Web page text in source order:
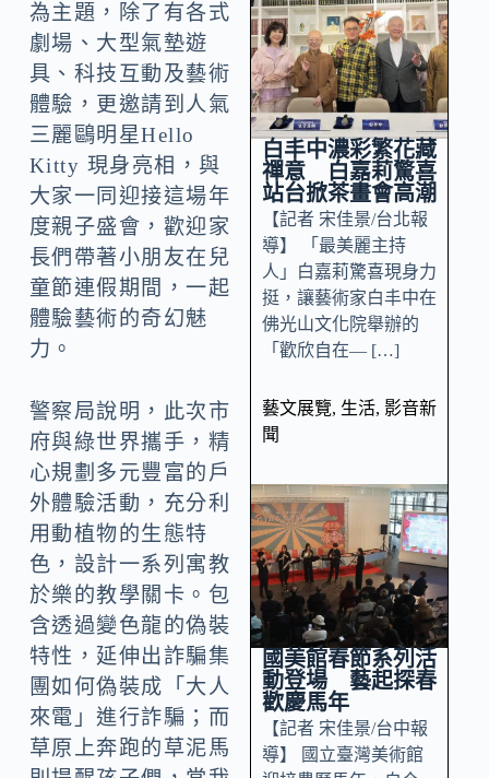
為主題，除了有各式
劇場、大型氣墊遊
具、科技互動及藝術
體驗，更邀請到人氣
三麗鷗明星Hello
Kitty 現身亮相，與
大家一同迎接這場年
度親子盛會，歡迎家
長們帶著小朋友在兒
童節連假期間，一起
體驗藝術的奇幻魅
力。
警察局說明，此次市
府與綠世界攜手，精
心規劃多元豐富的戶
外體驗活動，充分利
用動植物的生態特
色，設計一系列寓教
於樂的教學關卡。包
含透過變色龍的偽裝
特性，延伸出詐騙集
團如何偽裝成「大人
來電」進行詐騙；而
草原上奔跑的草泥馬
白丰中濃彩繁花藏
禪意 白嘉莉驚喜
站台掀茶畫會高潮
【記者 宋佳景/台北報
導】 「最美麗主持
人」白嘉莉驚喜現身力
挺，讓藝術家白丰中在
佛光山文化院舉辦的
「歡欣自在— […]
藝文展覽, 生活, 影音新
聞
國美館春節系列活
動登場 藝起探春
歡慶馬年
【記者 宋佳景/台中報
導】 國立臺灣美術館